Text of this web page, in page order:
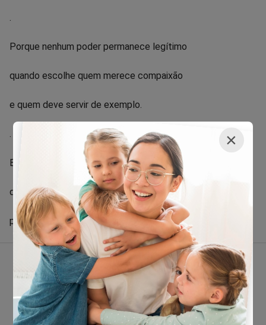
×
Porque nenhum poder permanece legítimo
quando escolhe quem merece compaixão
e quem deve servir de exemplo.
E nenhuma justiça é justa
quando se usa o pêndulo ideológico
para medir a dor humana.